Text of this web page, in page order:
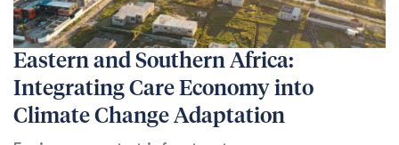
Eastern and Southern Africa:
Integrating Care Economy into
Climate Change Adaptation